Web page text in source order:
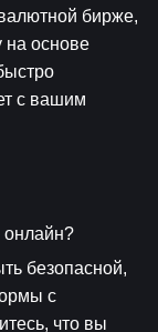
бирже,
на основе
с вашим
онлайн?
безопасной,
с
что вы